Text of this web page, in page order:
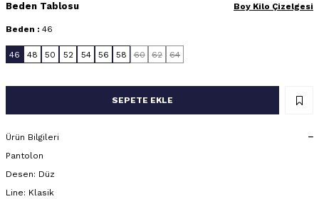
Beden Tablosu Boy Kilo Çizelgesi
Beden : 46
46 48 50 52 54 56 58 60 62 64
SEPETE EKLE
Ürün Bilgileri
Pantolon
Desen: Düz
Line: Klasik